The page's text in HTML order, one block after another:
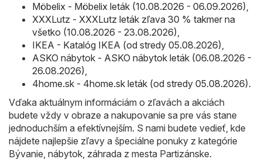
Möbelix - Möbelix leták (10.08.2026 - 06.09.2026),
XXXLutz - XXXLutz leták zľava 30 % takmer na
všetko (10.08.2026 - 23.08.2026),
IKEA - Katalóg IKEA (od stredy 05.08.2026),
ASKO nábytok - ASKO nábytok leták (06.08.2026 -
26.08.2026),
4home.sk - 4home.sk leták (od stredy 05.08.2026).
Vďaka aktuálnym informáciám o zľavách a akciách
budete vždy v obraze a nakupovanie sa pre vás stane
jednoduchším a efektívnejším. S nami budete vedieť, kde
nájdete najlepšie zľavy a špeciálne ponuky z kategórie
Bývanie, nábytok, záhrada z mesta Partizánske.